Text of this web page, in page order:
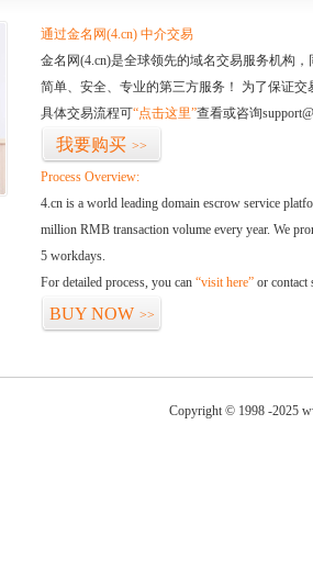
通过金名网(4.cn) 中介交易
金名网(4.cn)是全球领先的域名交易服务机构
简单、安全、专业的第三方服务！ 为了保证
具体交易流程可“点击这里”查看或咨询
我要购买 >>
Process Overview:
4.cn is a world leading domain escrow service
million RMB transaction volume every year. We
5 workdays.
For detailed process, you can “visit here” or contact
BUY NOW >>
Copyright © 1998 -2025